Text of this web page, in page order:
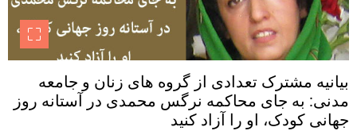
بیانیه مشترک تعدادی از گروه های زنان و جامعه
مدنی: به جای محاکمه نرگس محمدی در آستانه روز
جهانی کودک، او را آزاد کنید